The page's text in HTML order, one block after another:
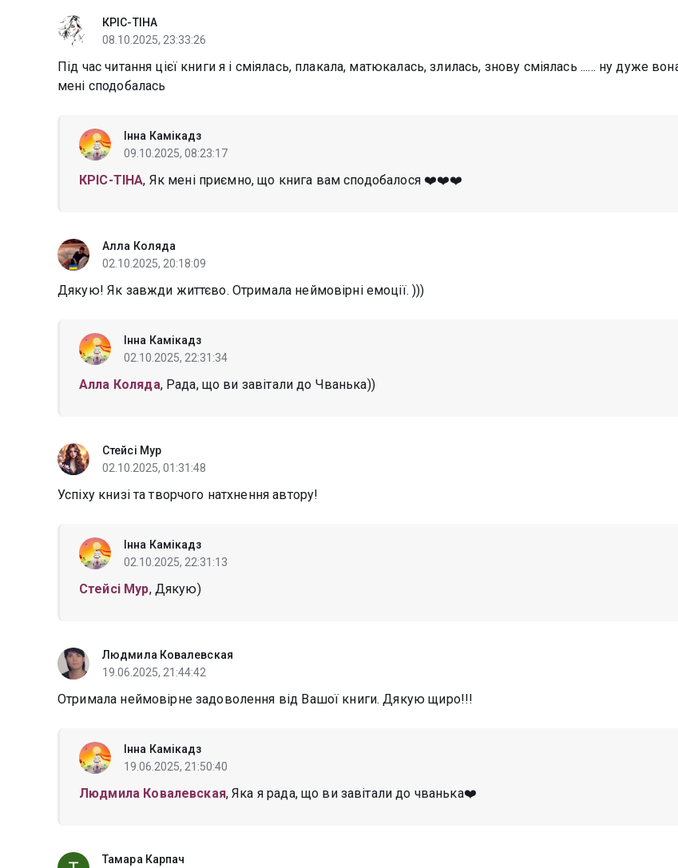
КРІС-ТІНА
08.10.2025, 23:33:26
Під час читання цієї книги я і сміялась, плакала, матюкалась, злилась, знову сміялась ...... ну дуже
мені сподобалась
Інна Камікадз
09.10.2025, 08:23:17
КРІС-ТІНА, Як мені приємно, що книга вам сподобалося ❤️❤️❤️
Алла Коляда
02.10.2025, 20:18:09
Дякую! Як завжди життєво. Отримала неймовірні емоції. )))
Інна Камікадз
02.10.2025, 22:31:34
Алла Коляда, Рада, що ви завітали до Чванька))
Стейсі Мур
02.10.2025, 01:31:48
Успіху книзі та творчого натхнення автору!
Інна Камікадз
02.10.2025, 22:31:13
Стейсі Мур, Дякую)
Людмила Ковалевская
19.06.2025, 21:44:42
Отримала неймовірне задоволення від Вашої книги. Дякую щиро!!!
Інна Камікадз
19.06.2025, 21:50:40
Людмила Ковалевская, Яка я рада, що ви завітали до чванька❤️
Тамара Карпач